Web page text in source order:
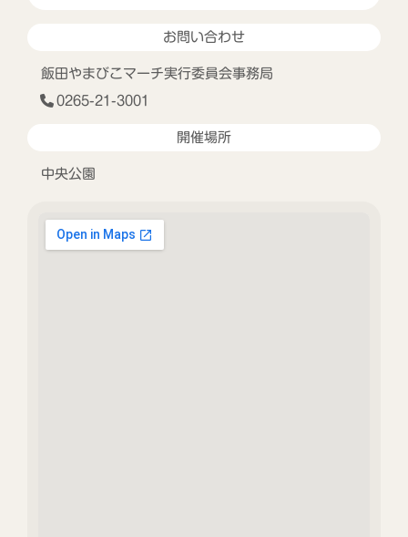
お問い合わせ
飯田やまびこマーチ実行委員会事務局
0265-21-3001
開催場所
中央公園